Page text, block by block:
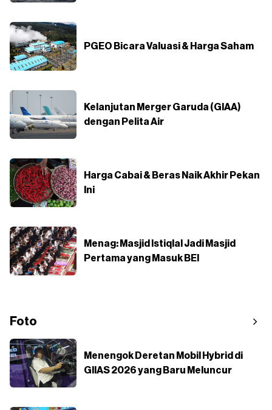
PGEO Bicara Valuasi & Harga Saham
Kelanjutan Merger Garuda (GIAA)
dengan Pelita Air
Harga Cabai & Beras Naik Akhir Pekan
Ini
Menag: Masjid Istiqlal Jadi Masjid
Pertama yang Masuk BEI
Foto
Menengok Deretan Mobil Hybrid di
GIIAS 2026 yang Baru Meluncur